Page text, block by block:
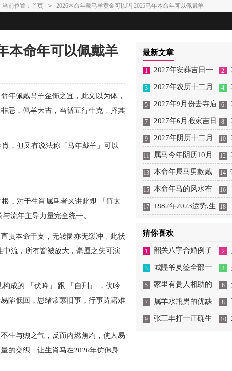
当前位置： 首页 > 2026本命年戴马羊黄金可以吗 2026马年本命年可以佩戴羊
本命年可以佩戴羊
年佩戴马羊金饰之宜，此文以为体，
忌，佩羊大吉，当循五行生克，择其
，但又有说法称「马年戴羊」可以
，对于生肖属马者来讲此即 「值太
流年主导力量完全统一。
贯本命干支，无转圜亦无缓冲，此状
流，所有皆被放大，毫厘之失可演
成的 「伏吟」 跟 「自刑」 ，伏吟
陷低回，思绪常萦旧事，行事踌躇难
生与煦之气，反而内燃焦灼，使人易
的交织，让生肖马在2026年仿佛身
最新文章
1 2027年安葬吉日一
览表 2027年12月安葬吉
日一览表
2
日
一
3 2027年农历十二月
安床吉日 2027年正月安
床吉日吉时查询
4
日
迁
5 2027年9月份去寺庙
祈福的日子 2027年5月
去寺庙吉日一览表
6
览
坟
7 2027年6月搬家吉日
吉时 2027年农历6月搬
家吉日一览表
8
良
5
9 2027年阴历十二月
开光吉日 2027年12月开
光吉日一览表
10
的
搬
11 属马今年阴历10月
结婚好吗 属马还有几年
本命年结婚呢好吗
12
生
13 本命年属马男款戴
什么财神 本命年属马男
士戴什么好一点
14
女
么
15 本命年马的风水布
局 本命年马的佛像怎么
16
年
17 1982年2023运势,生 18
猜你喜欢
1 韶关八字合婚例子
多吗 韶关八字测风水
2
是
情
3 城隍爷灵签全部一
百签 城隍爷灵签解签大
全
4
火
有
5 家里有贵人相助的
风水 家里有贵人是什么
意思
6
一
座
7 属羊水瓶男的优缺
点 属羊水瓶座男生性格
8
痣
9 张三丰打一正确生 10